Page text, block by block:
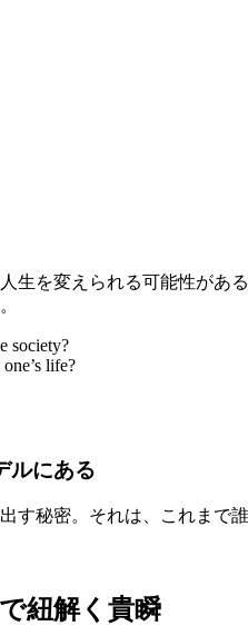
society?
life?
ルにある
す秘密。それは、これまで
紐解く貴瞬